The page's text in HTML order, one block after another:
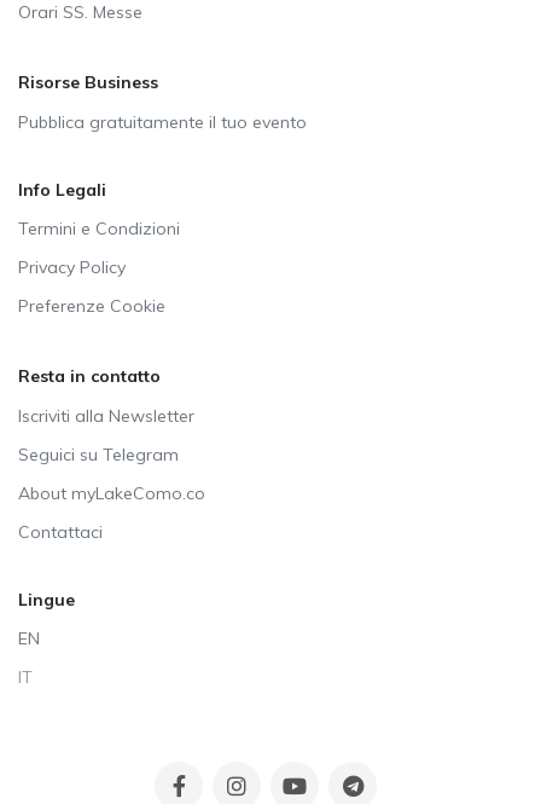
Orari SS. Messe
Risorse Business
Pubblica gratuitamente il tuo evento
Info Legali
Termini e Condizioni
Privacy Policy
Preferenze Cookie
Resta in contatto
Iscriviti alla Newsletter
Seguici su Telegram
About myLakeComo.co
Contattaci
Lingue
EN
IT